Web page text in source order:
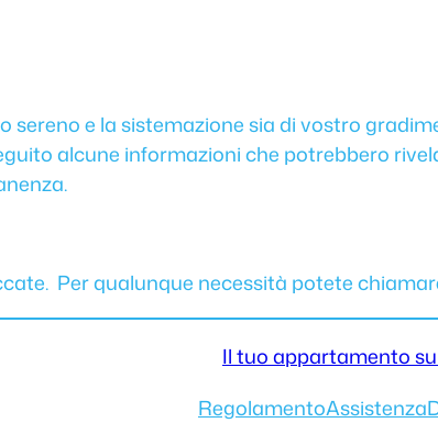
sereno e la sistemazione sia di vostro
alcune informazioni che potrebbero
Per qualunque necessità potete
Il tuo appartamento
RegolamentoAssistenza